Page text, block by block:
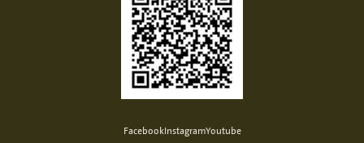
FacebookInstagramYoutube